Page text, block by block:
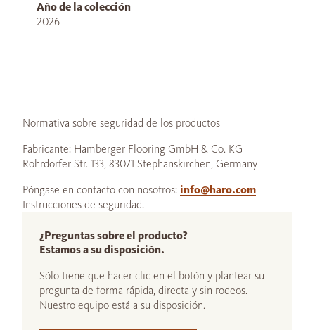
Año de la colección
2026
Normativa sobre seguridad de los productos
Fabricante: Hamberger Flooring GmbH & Co. KG
Rohrdorfer Str. 133, 83071 Stephanskirchen, Germany
Póngase en contacto con nosotros: info@haro.com
Instrucciones de seguridad: --
¿Preguntas sobre el producto?
Estamos a su disposición.
Sólo tiene que hacer clic en el botón y plantear su
pregunta de forma rápida, directa y sin rodeos.
Nuestro equipo está a su disposición.